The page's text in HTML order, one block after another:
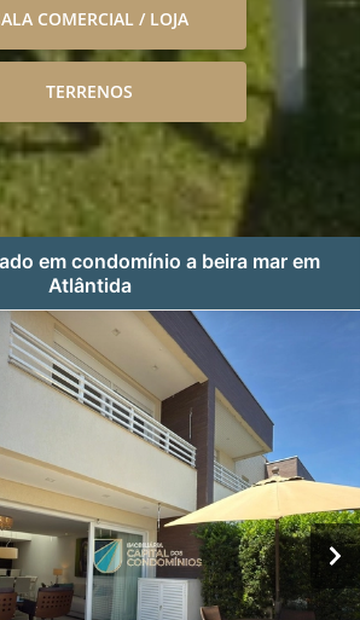
COMERCIAL / LOJA
TERRENOS
em condomínio a beira mar em
Atlântida